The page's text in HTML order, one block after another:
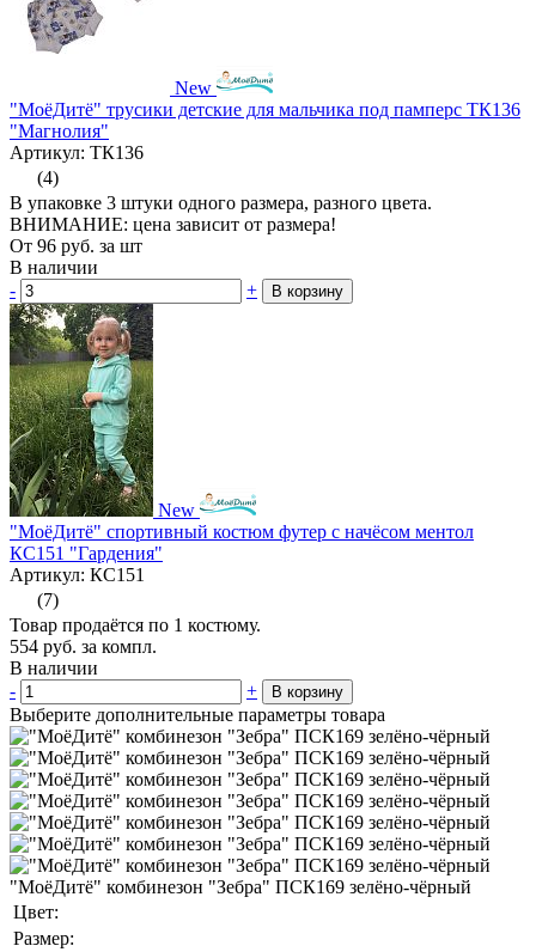
New
"МоёДитё" трусики детские для мальчика под памперс ТК136
"Магнолия"
Артикул: ТК136
(4)
В упаковке 3 штуки одного размера, разного цвета.
ВНИМАНИЕ: цена зависит от размера!
От 96 руб. за шт
В наличии
-
+ В корзину
New
"МоёДитё" спортивный костюм футер с начёсом ментол
КС151 "Гардения"
Артикул: КС151
(7)
Товар продаётся по 1 костюму.
554 руб. за компл.
В наличии
-
+ В корзину
Выберите дополнительные параметры товара
"МоёДитё" комбинезон "Зебра" ПСК169 зелёно-чёрный
Цвет:
Размер: